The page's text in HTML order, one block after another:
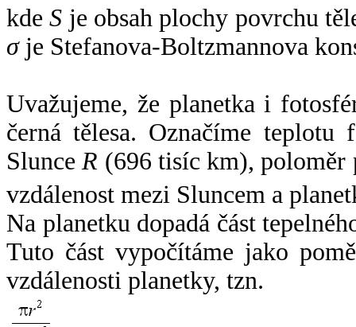
kdeS je obsah plochy povrchu
σje Stefanova-Boltzmannova
Uvažujeme, že planetka i
černá tělesa. Označíme
SlunceR (696 tisíc km),
vzdálenost mezi Sluncem a
Na planetku dopadá část
Tuto část vypočítáme jako
vzdálenosti planetky, tzn.